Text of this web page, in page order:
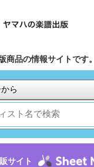
商品の情報サイトです。
サイト